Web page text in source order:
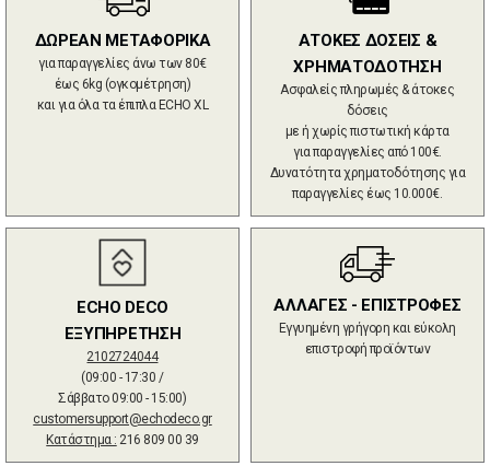
ΔΩΡΕΑΝ ΜΕΤΑΦΟΡΙΚΑ
για παραγγελίες άνω των 80€
έως 6kg (ογκομέτρηση)
και για όλα τα έπιπλα ECHO XL
ΑΤΟΚΕΣ ΔΟΣΕΙΣ &
ΧΡΗΜΑΤΟΔΟΤΗΣΗ
Ασφαλείς πληρωμές & άτοκες
δόσεις
με ή χωρίς πιστωτική κάρτα
για παραγγελίες από 100€.
Δυνατότητα χρηματοδότησης για
παραγγελίες έως 10.000€.
ECHO DECO
ΕΞΥΠΗΡΕΤΗΣΗ
2102724044
(09:00 - 17:30 /
Σάββατο 09:00 - 15:00)
customersupport@echodeco.gr
Κατάστημα : 216 809 00 39
ΑΛΛΑΓΕΣ - ΕΠΙΣΤΡΟΦΕΣ
Εγγυημένη γρήγορη και εύκολη
επιστροφή προϊόντων